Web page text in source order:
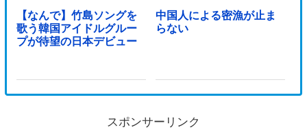
【なんで】竹島ソングを
歌う韓国アイドルグルー
プが待望の日本デビュー
中国人による密漁が止ま
らない
スポンサーリンク